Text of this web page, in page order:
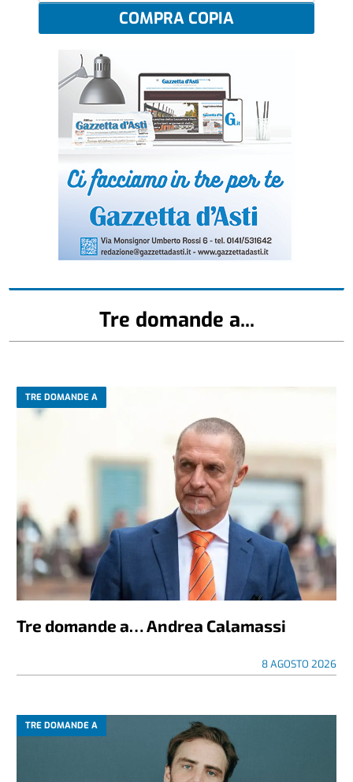
COMPRA COPIA
Tre domande a...
TRE DOMANDE A
Tre domande a… Andrea Calamassi
8 AGOSTO 2026
TRE DOMANDE A